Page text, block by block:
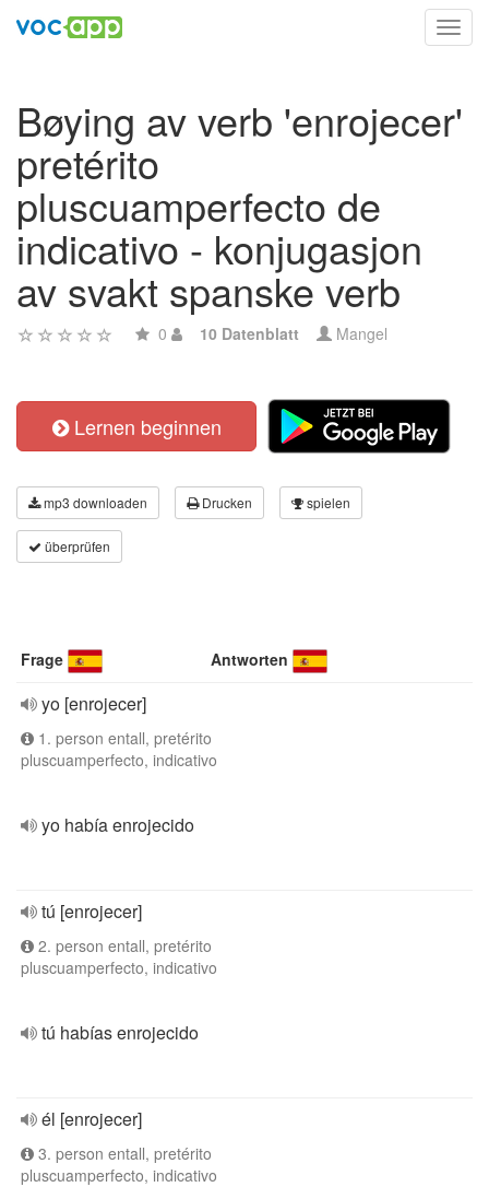
Bøying av verb 'enrojecer'
pretérito
pluscuamperfecto de
indicativo - konjugasjon
av svakt spanske verb
0 10 Datenblatt Mangel
Lernen beginnen
mp3 downloaden Drucken spielen
überprüfen
Frage Antworten
yo [enrojecer]
1. person entall, pretérito
pluscuamperfecto, indicativo
yo había enrojecido
tú [enrojecer]
2. person entall, pretérito
pluscuamperfecto, indicativo
tú habías enrojecido
él [enrojecer]
3. person entall, pretérito
pluscuamperfecto, indicativo